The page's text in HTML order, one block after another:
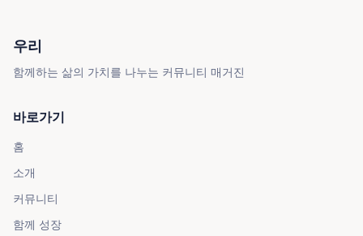
우리
함께하는 삶의 가치를 나누는 커뮤니티 매거진
바로가기
홈
소개
커뮤니티
함께 성장